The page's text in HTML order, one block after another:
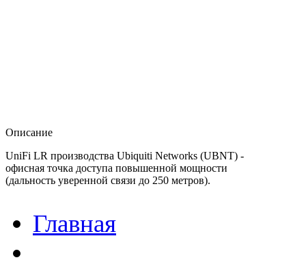
Описание
UniFi LR производства Ubiquiti Networks (UBNT) -
офисная точка доступа повышенной мощности
(дальность уверенной связи до 250 метров).
Главная